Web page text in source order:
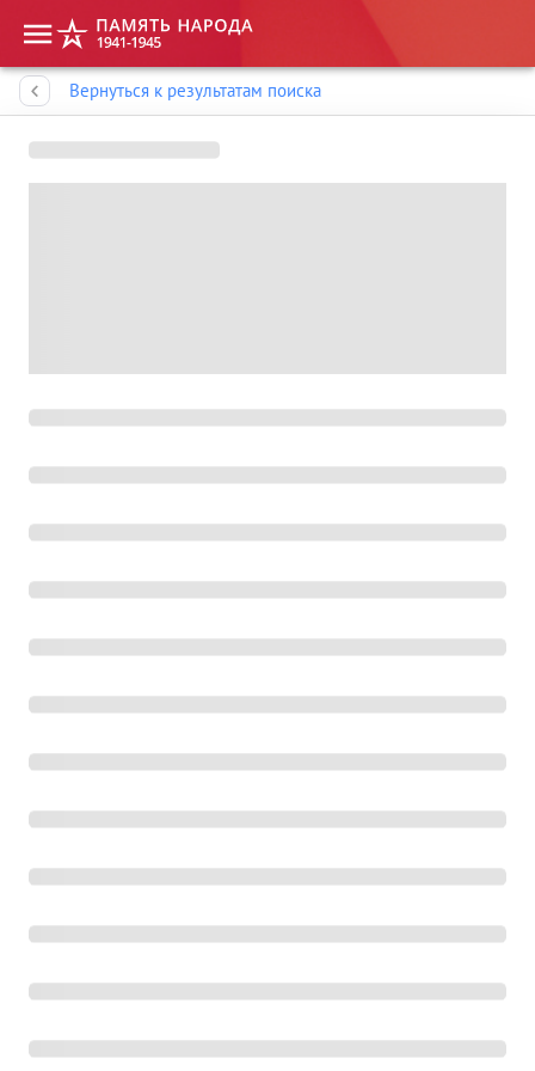
Вернуться к результатам поиска
Память народа